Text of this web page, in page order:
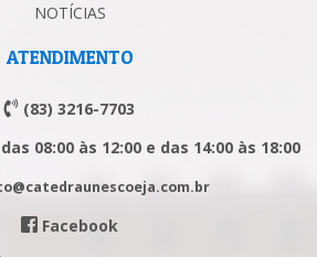
NOTÍCIAS
ATENDIMENTO
(83) 3216-7703
08:00 às 12:00 e das 14:00 às 18:00
Facebook